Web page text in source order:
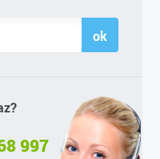
ok
997